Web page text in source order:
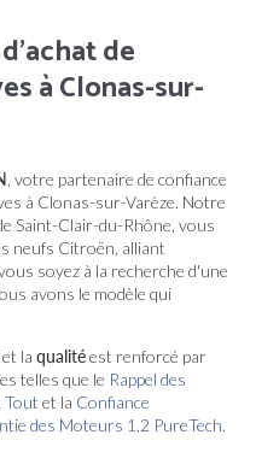
de
à Clonas-sur-
, votre partenaire de confiance
à Clonas-sur-Varèze. Notre
Saint-Clair-du-Rhône, vous
neufs Citroën, alliant
soyez à la recherche d'une
avons le modèle qui
et la qualitéest renforcé par
telles que le Rappel des
Tout et la Confiance
des Moteurs 1.2 PureTech.